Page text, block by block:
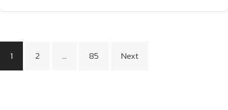
Posts
navigation
1 2 … 85 Next